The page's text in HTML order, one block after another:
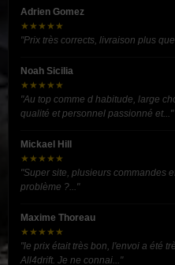
Adrien Gomez
★★★★★
"Prix très corrects, livraison plus
Noah Sicilia
★★★★★
"Au top comme d habitude, large
qualité et personnel passionné et..."
Mickael Hill
★★★★★
"Super site, plusieurs commandes
problème ?..."
Maxime Thoreau
★★★★★
"le prix était très bon, l'envoi a été
All4drift. Je ne connai..."